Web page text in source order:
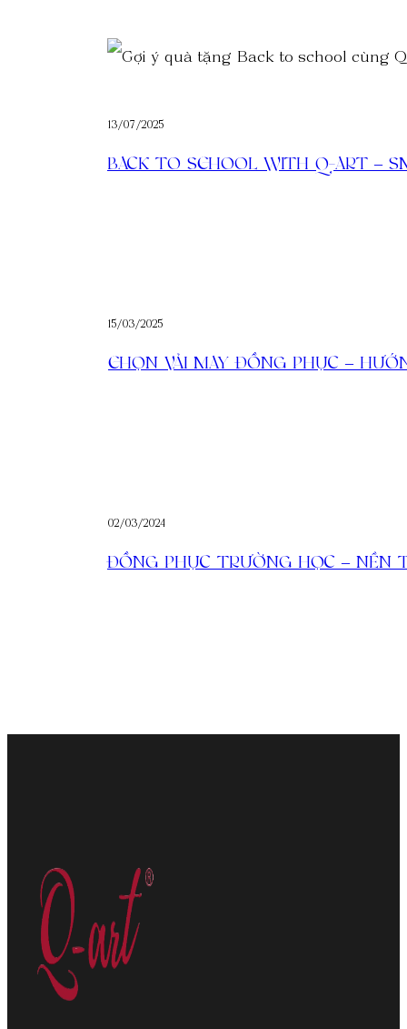
13/07/2025
BACK TO SCHOOL WITH Q-ART –
15/03/2025
CHỌN VẢI MAY ĐỒNG PHỤC –
02/03/2024
ĐỒNG PHỤC TRƯỜNG HỌC – NỀN